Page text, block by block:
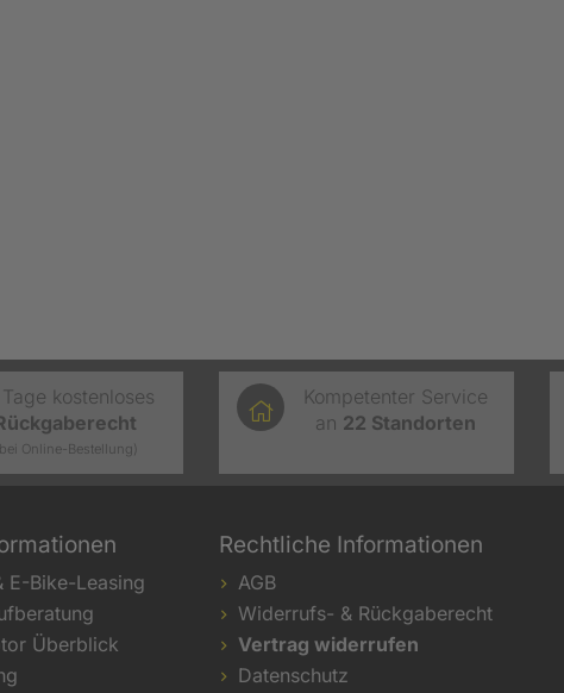
Tage kostenloses
Online-Bestellung)
Kompetenter Service
an 22 Standorten
E-Bike-Leasing
Überblick
Rechtliche Informationen
AGB
Widerrufs- & Rückgaberecht
Vertrag widerrufen
Datenschutz